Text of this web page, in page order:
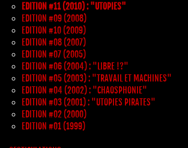
EDITION #11 (2010) : "UTOPIES"
EDITION #09 (2008)
EDITION #10 (2009)
EDITION #08 (2007)
EDITION #07 (2005)
EDITION #06 (2004) : "LIBRE !?"
EDITION #05 (2003) : "TRAVAIL ET MACHINES"
EDITION #04 (2002) : "CHAOSPHONIE"
EDITION #03 (2001) : "UTOPIES PIRATES"
EDITION #02 (2000)
EDITION #01 (1999)